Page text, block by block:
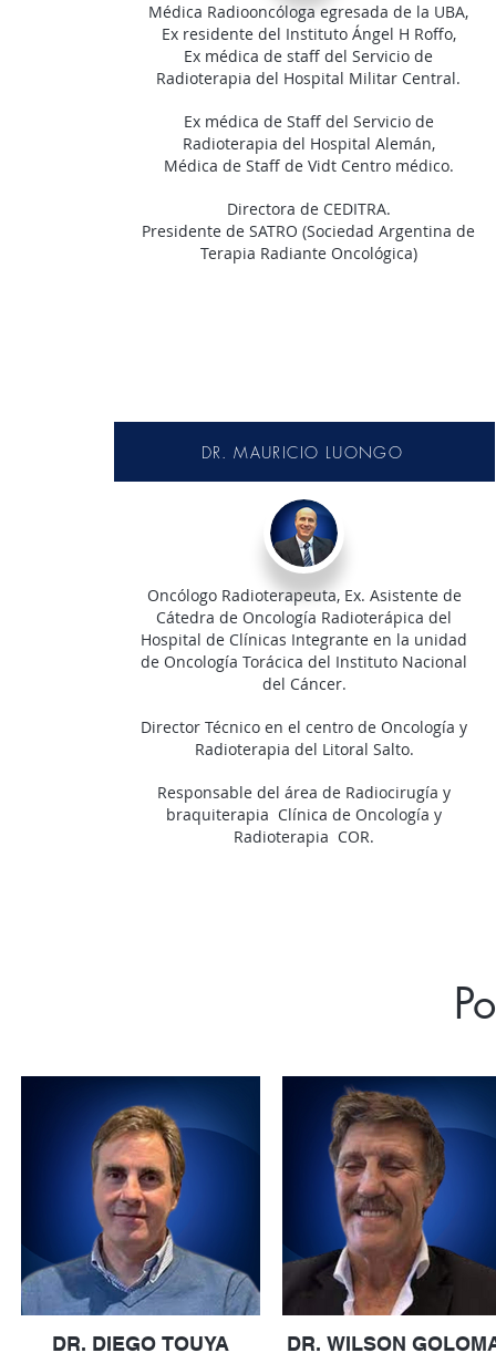
Médica Radiooncóloga egresada de la UBA,
Ex residente del Instituto Ángel H Roffo,
Ex médica de staff del Servicio de
Radioterapia del Hospital Militar Central.
Ex médica de Staff del Servicio de
Radioterapia del Hospital Alemán,
Médica de Staff de Vidt Centro médico.
Directora de CEDITRA.
Presidente de SATRO (Sociedad Argentina de
Terapia Radiante Oncológica)
DR. MAURICIO LUONGO
Oncólogo Radioterapeuta, Ex. Asistente de
Cátedra de Oncología Radioterápica del
Hospital de Clínicas Integrante en la unidad
de Oncología Torácica del Instituto Nacional
del Cáncer.
Director Técnico en el centro de Oncología y
Radioterapia del Litoral Salto.
Responsable del área de Radiocirugía y
braquiterapia Clínica de Oncología y
Radioterapia COR.
DR. DIEGO TOUYA DR. WILSON